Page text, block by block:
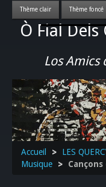
Ò Fial
Los Amics
Accueil
LES
PATRIMOINE
ACTUALITE-
Accueil > LES
Musique
> Cançons